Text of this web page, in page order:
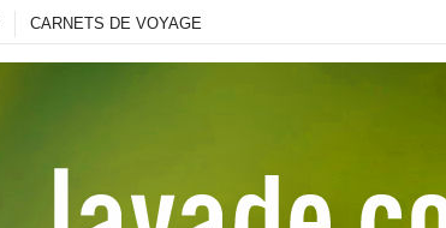
CARNETS DE VOYAGE